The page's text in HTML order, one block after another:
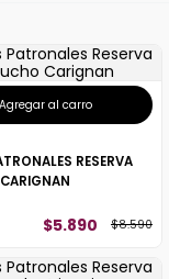
Agregar al carro
RESERVA
$5.890 $8.590